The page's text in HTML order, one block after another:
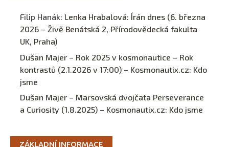
Filip Hanák: Lenka Hrabalová: Írán dnes (6. března
2026 – Živě Benátská 2, Přírodovědecká fakulta
UK, Praha)
Dušan Majer – Rok 2025 v kosmonautice – Rok
kontrastů (2.1.2026 v 17:00) – Kosmonautix.cz: Kdo
jsme
Dušan Majer – Marsovská dvojčata Perseverance
a Curiosity (1.8.2025) – Kosmonautix.cz: Kdo jsme
ZÁKLADNÍ INFORMACE